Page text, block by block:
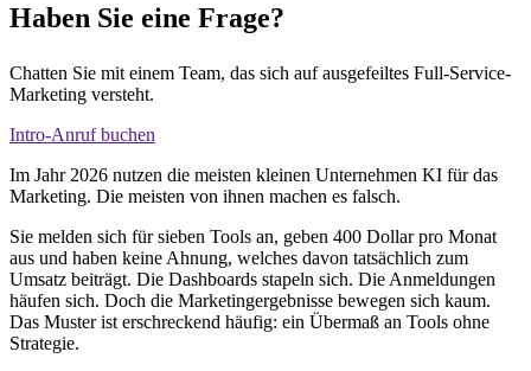
Haben Sie eine Frage?
Chatten Sie mit einem Team, das sich auf ausgefeiltes Full-Service-
Marketing versteht.
Intro-Anruf buchen
Im Jahr 2026 nutzen die meisten kleinen Unternehmen KI für das
Marketing. Die meisten von ihnen machen es falsch.
Sie melden sich für sieben Tools an, geben 400 Dollar pro Monat
aus und haben keine Ahnung, welches davon tatsächlich zum
Umsatz beiträgt. Die Dashboards stapeln sich. Die Anmeldungen
häufen sich. Doch die Marketingergebnisse bewegen sich kaum.
Das Muster ist erschreckend häufig: ein Übermaß an Tools ohne
Strategie.